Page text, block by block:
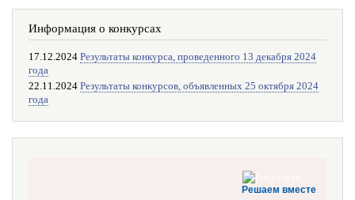
Информация о конкурсах
17.12.2024 Результаты конкурса, проведенного 13 декабря 2024
года
22.11.2024 Результаты конкурсов, объявленных 25 октября 2024
года
Решаем вместе